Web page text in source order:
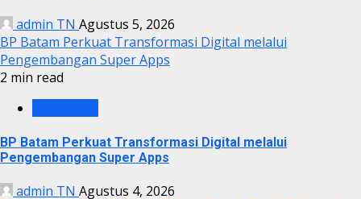
admin TN Agustus 5, 2026
BP Batam Perkuat Transformasi Digital melalui
Pengembangan Super Apps
2 min read
BP Batam Perkuat Transformasi Digital melalui
Pengembangan Super Apps
admin TN Agustus 4, 2026